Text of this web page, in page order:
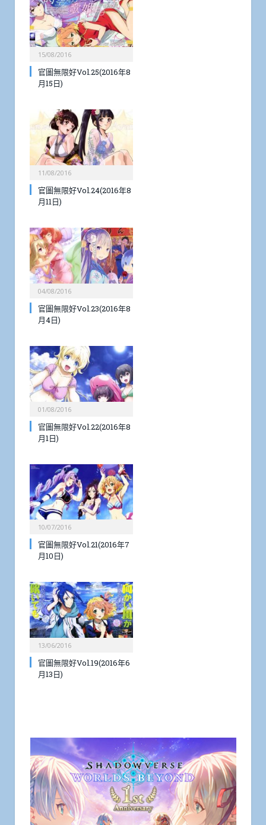
15/08/2016
官圖無限好Vol.25(2016年8
月15日)
11/08/2016
官圖無限好Vol.24(2016年8
月11日)
04/08/2016
官圖無限好Vol.23(2016年8
月4日)
01/08/2016
官圖無限好Vol.22(2016年8
月1日)
10/07/2016
官圖無限好Vol.21(2016年7
月10日)
13/06/2016
官圖無限好Vol.19(2016年6
月13日)